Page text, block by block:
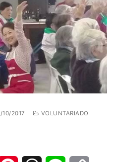
10/2017 VOLUNTARIADO